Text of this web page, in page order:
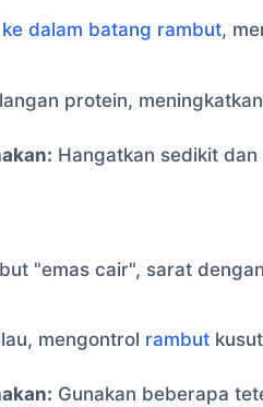
dalam batang rambut,
protein,
Hangatkan sedikit
"emas cair", sarat
mengontrol rambut
Gunakan beberapa